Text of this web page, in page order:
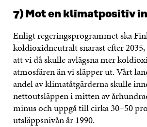
7) Mot en klimatpositiv
Enligt regeringsprogrammet ska
koldioxidneutralt snarast efter
att vi då skulle avlägsna mer
atmosfären än vi släpper ut. Vårt
andel av klimatåtgärderna skulle
nettoutsläppen i mitten av
minus och uppgå till cirka 30–50
utsläppsnivån år 1990.